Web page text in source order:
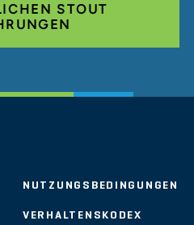
STOUT
NUTZUNGSBEDINGUNGEN
VERHALTENSKODEX